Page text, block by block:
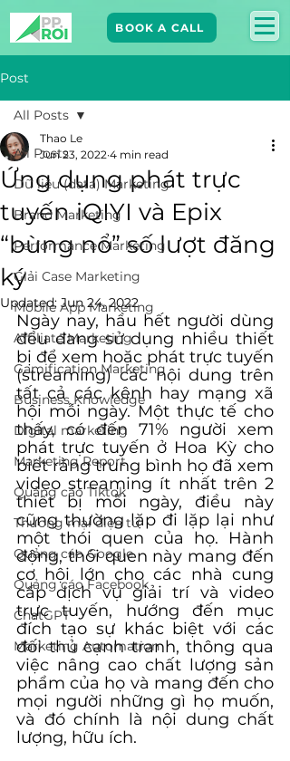
BOOK A CALL
Post
All Posts
Dữ liệu (data) Marketing
Brand Marketing​
Performance Marketing
Giải Case Marketing
Mobile App Marketing
Affiliate Marketing
Gamification Marketing
Business Knowledge
Digital marketing
Marketing Report
Quảng cáo Tiktok
Thương mại điện tử
Quảng cáo Google
Quảng cáo Facebook
ChatGPT
Marketing Automation
All Posts
Ứng dụng phát trực
tuyến iQIYI và Epix
“bùng nổ” số lượt đăng
ký
Thao Le
Jun 23, 2022 4 min read
Updated: Jun 24, 2022
Ngày nay, hầu hết người dùng
đều đang sử dụng nhiều thiết
bị để xem hoặc phát trực tuyến
(streaming) các nội dung trên
tất cả các kênh hay mạng xã
hội mỗi ngày. Một thực tế cho
thấy, có đến 71% người xem
phát trực tuyến ở Hoa Kỳ cho
biết rằng trung bình họ đã xem
video streaming ít nhất trên 2
thiết bị mỗi ngày, điều này
cũng thường lặp đi lặp lại như
một thói quen của họ. Hành
động, thói quen này mang đến
cơ hội lớn cho các nhà cung
cấp dịch vụ giải trí và video
trực tuyến, hướng đến mục
đích tạo sự khác biệt với các
đối thủ cạnh tranh, thông qua
việc nâng cao chất lượng sản
phẩm của họ và mang đến cho
mọi người những gì họ muốn,
và đó chính là nội dung chất
lượng, hữu ích.